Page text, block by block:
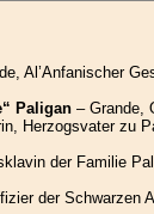
Al’Anfanischer
Paligan– Grande,
Herzogsvater zu
der Familie
der Schwarzen